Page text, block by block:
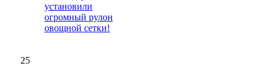
установили
огромный рулон
овощной сетки!
25